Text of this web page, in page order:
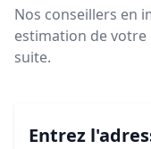
Nos conseillers en
estimation de
suite.
Entrez